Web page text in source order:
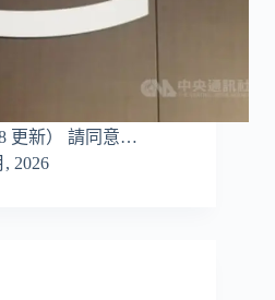
更新） 請同意…
, 2026